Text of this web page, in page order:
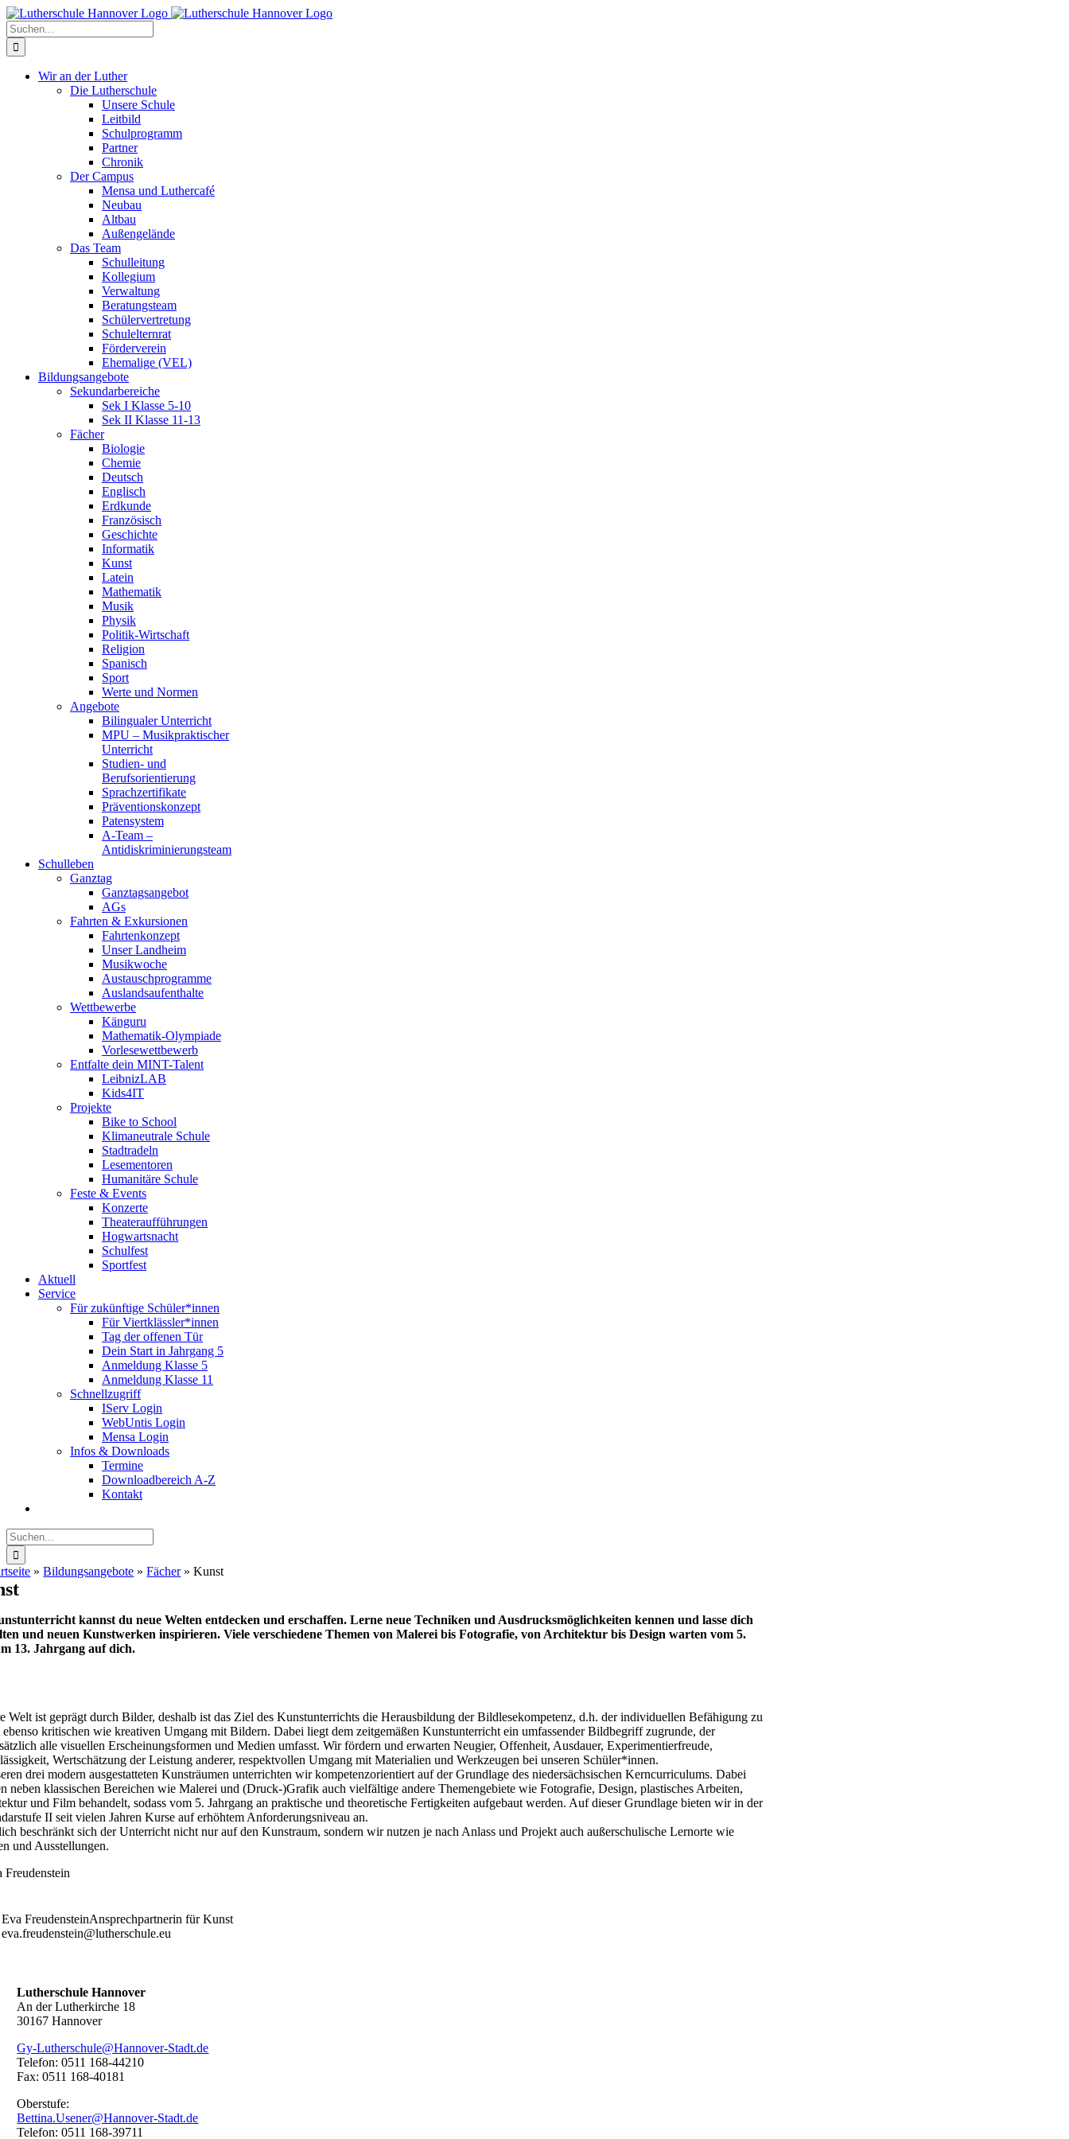
Zum
Inhalt
springen
Facebook
X
Instagram
Pinterest
Suche
nach:
Wir an der Luther
Die Lutherschule
Unsere Schule
Leitbild
Schulprogramm
Partner
Chronik
Der Campus
Mensa und Luthercafé
Neubau
Altbau
Außengelände
Das Team
Schulleitung
Kollegium
Verwaltung
Beratungsteam
Schülervertretung
Schulelternrat
Förderverein
Ehemalige (VEL)
Bildungsangebote
Sekundarbereiche
Sek I Klasse 5-10
Sek II Klasse 11-13
Fächer
Biologie
Chemie
Deutsch
Englisch
Erdkunde
Französisch
Geschichte
Informatik
Kunst
Latein
Mathematik
Musik
Physik
Politik-Wirtschaft
Religion
Spanisch
Sport
Werte und Normen
Angebote
Bilingualer Unterricht
MPU – Musikpraktischer
Unterricht
Studien- und
Berufsorientierung
Sprachzertifikate
Präventionskonzept
Patensystem
A-Team –
Antidiskriminierungsteam
Schulleben
Ganztag
Ganztagsangebot
AGs
Fahrten & Exkursionen
Fahrtenkonzept
Unser Landheim
Musikwoche
Austauschprogramme
Auslandsaufenthalte
Wettbewerbe
Känguru
Mathematik-Olympiade
Vorlesewettbewerb
Entfalte dein MINT-Talent
LeibnizLAB
Kids4IT
Projekte
Bike to School
Klimaneutrale Schule
Stadtradeln
Lesementoren
Humanitäre Schule
Feste & Events
Konzerte
Theateraufführungen
Hogwartsnacht
Schulfest
Sportfest
Aktuell
Service
Für zukünftige Schüler*innen
Für Viertklässler*innen
Tag der offenen Tür
Dein Start in Jahrgang 5
Anmeldung Klasse 5
Anmeldung Klasse 11
Schnellzugriff
IServ Login
WebUntis Login
Mensa Login
Infos & Downloads
Termine
Downloadbereich A-Z
Kontakt
Suche
nach:
»Bildungsangebote »Fächer»Kunst
kannst du neue Welten entdecken und erschaffen. Lerne neue Techniken und Ausdrucksmöglichkeiten kennen und lasse dich
und neuen Kunstwerken inspirieren. Viele verschiedene Themen von Malerei bis Fotografie, von Architektur bis Design warten vom 5.
13. Jahrgang auf dich.
Welt ist geprägt durch Bilder, deshalb ist das Ziel des Kunstunterrichts die Herausbildung der Bildlesekompetenz, d.h. der individuellen Befähigung zu
ebenso kritischen wie kreativen Umgang mit Bildern. Dabei liegt dem zeitgemäßen Kunstunterricht ein umfassender Bildbegriff zugrunde, der
alle visuellen Erscheinungsformen und Medien umfasst. Wir fördern und erwarten Neugier, Offenheit, Ausdauer, Experimentierfreude,
Wertschätzung der Leistung anderer, respektvollen Umgang mit Materialien und Werkzeugen bei unseren Schüler*innen.
drei modern ausgestatteten Kunsträumen unterrichten wir kompetenzorientiert auf der Grundlage des niedersächsischen Kerncurriculums. Dabei
neben klassischen Bereichen wie Malerei und (Druck-)Grafik auch vielfältige andere Themengebiete wie Fotografie, Design, plastisches Arbeiten,
und Film behandelt, sodass vom 5. Jahrgang an praktische und theoretische Fertigkeiten aufgebaut werden. Auf dieser Grundlage bieten wir in der
II seit vielen Jahren Kurse auf erhöhtem Anforderungsniveau an.
beschränkt sich der Unterricht nicht nur auf den Kunstraum, sondern wir nutzen je nach Anlass und Projekt auch außerschulische Lernorte wie
und Ausstellungen.
Eva FreudensteinAnsprechpartnerin für Kunst
eva.freudenstein@lutherschule.eu
Lutherschule Hannover
An der Lutherkirche 18
30167 Hannover
Gy-Lutherschule@Hannover-Stadt.de
Telefon: 0511 168-44210
Fax: 0511 168-40181
Oberstufe:
Bettina.Usener@Hannover-Stadt.de
Telefon: 0511 168-39711